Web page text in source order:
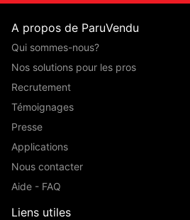
A propos de ParuVendu
Qui sommes-nous?
Nos solutions pour les pros
Recrutement
Témoignages
Presse
Applications
Nous contacter
Aide - FAQ
Liens utiles